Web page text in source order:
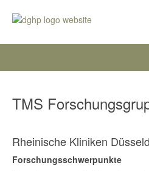
TMS
Rheinische Kliniken
Forschungsschwerpunkte